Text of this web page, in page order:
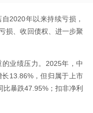
2020年以来持续亏损，
损、收回债权、进一步聚
业绩压力。2025年，中
13.86%，但归属于上市
暴跌47.95%；扣非净利